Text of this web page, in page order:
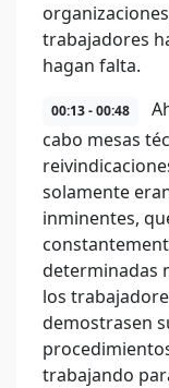
trabajadores
hagan falta.
00:13 - 00:48
cabo mesas
solamente
inminentes,
determinadas
los
demostrasen
trabajando